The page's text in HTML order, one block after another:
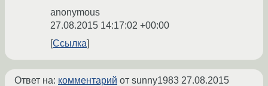
anonymous
27.08.2015 14:17:02 +00:00
Ссылка
Ответ на: комментарий от sunny1983 27.08.2015